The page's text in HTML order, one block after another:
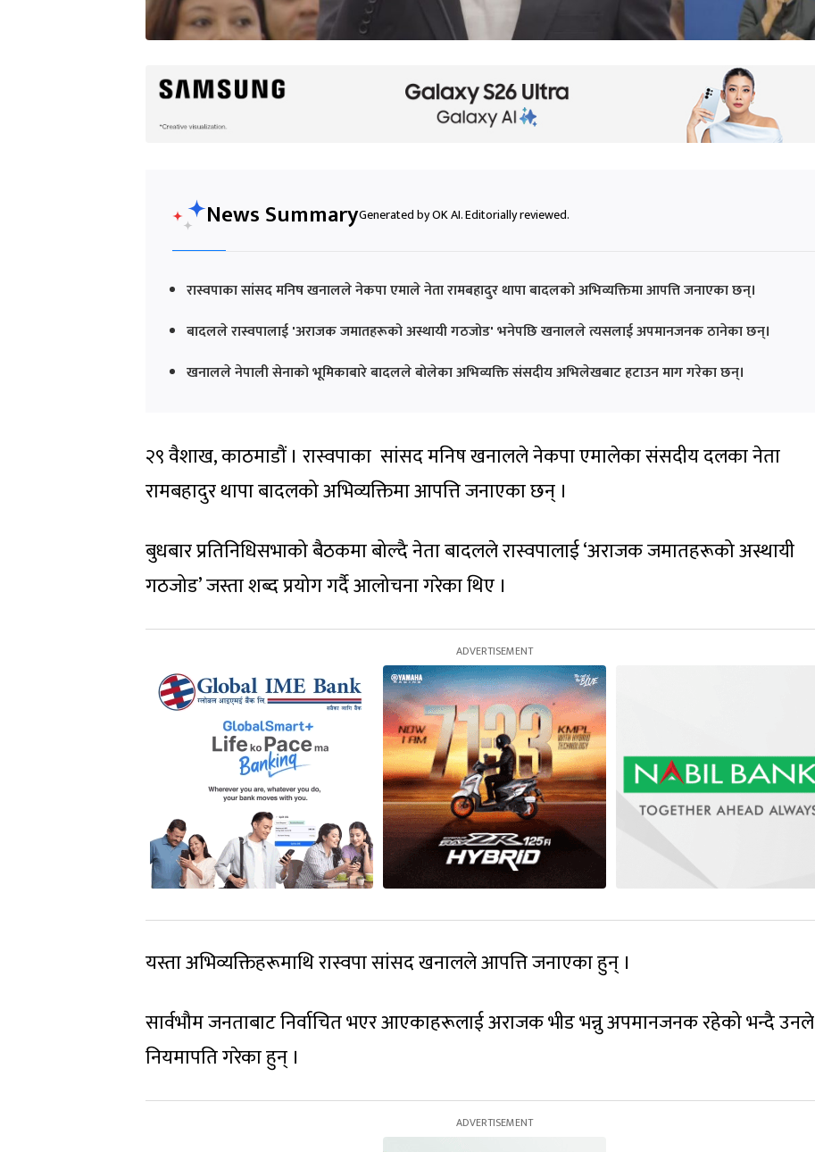
News SummaryGenerated by OK AI. Editorially reviewed.
रास्वपाका सांसद मनिष खनालले नेकपा एमाले नेता रामबहादुर थापा बादलको अभिव्यक्तिमा आपत्ति जनाएका छन्।
बादलले रास्वपालाई 'अराजक जमातहरूको अस्थायी गठजोड' भनेपछि खनालले त्यसलाई अपमानजनक ठानेका छन्।
खनालले नेपाली सेनाको भूमिकाबारे बादलले बोलेका अभिव्यक्ति संसदीय अभिलेखबाट हटाउन माग गरेका छन्।
२९ वैशाख, काठमाडौं । रास्वपाका सांसद मनिष खनालले नेकपा एमालेका संसदीय दलका नेता
रामबहादुर थापा बादलको अभिव्यक्तिमा आपत्ति जनाएका छन् ।
बुधबार प्रतिनिधिसभाको बैठकमा बोल्दै नेता बादलले रास्वपालाई ‘अराजक जमातहरूको अस्थायी
गठजोड’ जस्ता शब्द प्रयोग गर्दै आलोचना गरेका थिए ।
यस्ता अभिव्यक्तिहरूमाथि रास्वपा सांसद खनालले आपत्ति जनाएका हुन् ।
सार्वभौम जनताबाट निर्वाचित भएर आएकाहरूलाई अराजक भीड भन्नु अपमानजनक रहेको भन्दै उनले
नियमापति गरेका हुन् ।